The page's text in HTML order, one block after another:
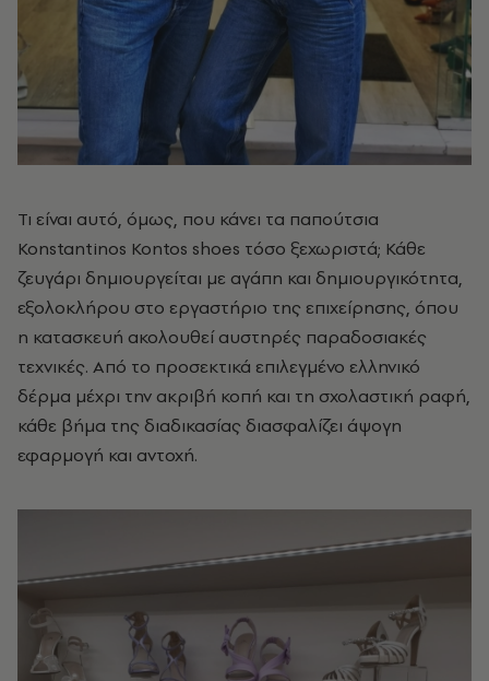
Τι είναι αυτό, όμως, που κάνει τα παπούτσια
Konstantinos Kontos shoes τόσο ξεχωριστά; Κάθε
ζευγάρι δημιουργείται με αγάπη και δημιουργικότητα,
εξολοκλήρου στο εργαστήριο της επιχείρησης, όπου
η κατασκευή ακολουθεί αυστηρές παραδοσιακές
τεχνικές. Από το προσεκτικά επιλεγμένο ελληνικό
δέρμα μέχρι την ακριβή κοπή και τη σχολαστική ραφή,
κάθε βήμα της διαδικασίας διασφαλίζει άψογη
εφαρμογή και αντοχή.